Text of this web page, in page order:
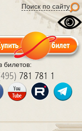
Поиск по сайту
билетов:
781 781 1